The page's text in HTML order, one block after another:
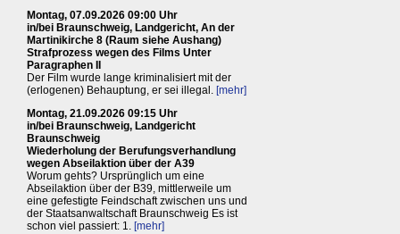
Montag, 07.09.2026 09:00 Uhr
in/bei Braunschweig, Landgericht, An der
Martinikirche 8 (Raum siehe Aushang)
Strafprozess wegen des Films Unter
Paragraphen II
Der Film wurde lange kriminalisiert mit der
(erlogenen) Behauptung, er sei illegal. [mehr]
Montag, 21.09.2026 09:15 Uhr
in/bei Braunschweig, Landgericht
Braunschweig
Wiederholung der Berufungsverhandlung
wegen Abseilaktion über der A39
Worum gehts? Ursprünglich um eine
Abseilaktion über der B39, mittlerweile um
eine gefestigte Feindschaft zwischen uns und
der Staatsanwaltschaft Braunschweig Es ist
schon viel passiert: 1. [mehr]